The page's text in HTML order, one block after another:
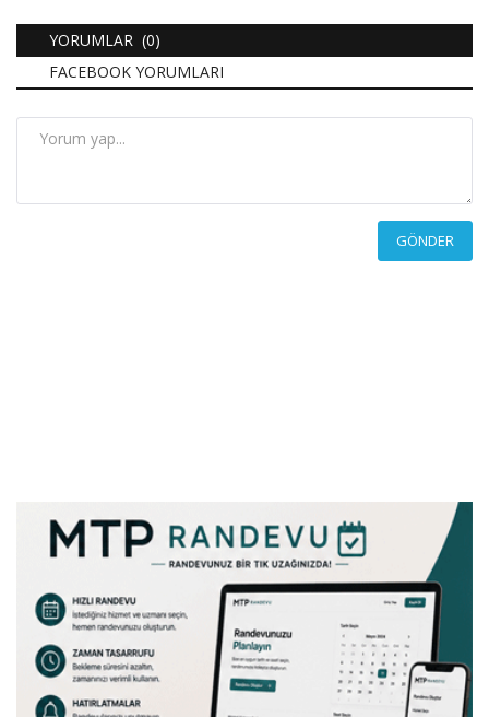
YORUMLAR (0)
FACEBOOK YORUMLARI
GÖNDER